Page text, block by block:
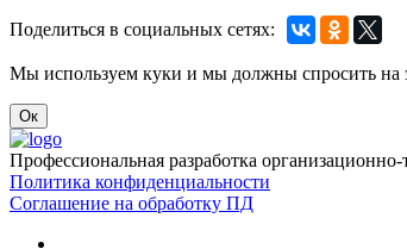
Поделиться в социальных сетях:
Мы используем куки и мы должны спросить на
Ок
Профессиональная разработка
Политика конфиденциальности
Соглашение на обработку ПД